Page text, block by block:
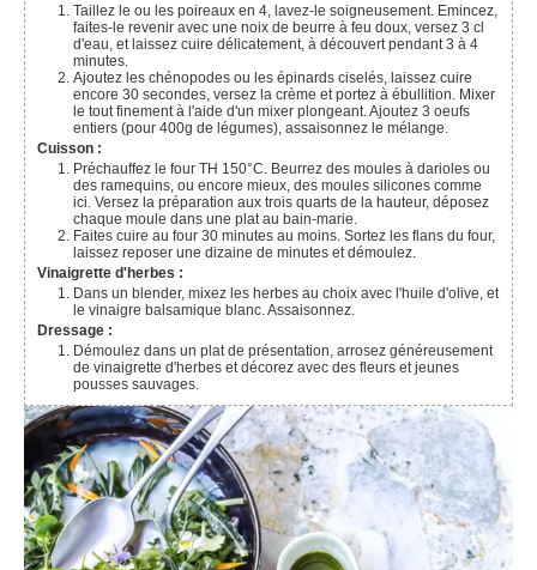
Taillez le ou les poireaux en 4, lavez-le soigneusement. Emincez,
faites-le revenir avec une noix de beurre à feu doux, versez 3 cl
d'eau, et laissez cuire délicatement, à découvert pendant 3 à 4
minutes.
Ajoutez les chénopodes ou les épinards ciselés, laissez cuire
encore 30 secondes, versez la crème et portez à ébullition. Mixer
le tout finement à l'aide d'un mixer plongeant. Ajoutez 3 oeufs
entiers (pour 400g de légumes), assaisonnez le mélange.
Cuisson :
Préchauffez le four TH 150°C. Beurrez des moules à darioles ou
des ramequins, ou encore mieux, des moules silicones comme
ici. Versez la préparation aux trois quarts de la hauteur, déposez
chaque moule dans une plat au bain-marie.
Faites cuire au four 30 minutes au moins. Sortez les flans du four,
laissez reposer une dizaine de minutes et démoulez.
Vinaigrette d'herbes :
Dans un blender, mixez les herbes au choix avec l'huile d'olive, et
le vinaigre balsamique blanc. Assaisonnez.
Dressage :
Démoulez dans un plat de présentation, arrosez généreusement
de vinaigrette d'herbes et décorez avec des fleurs et jeunes
pousses sauvages.